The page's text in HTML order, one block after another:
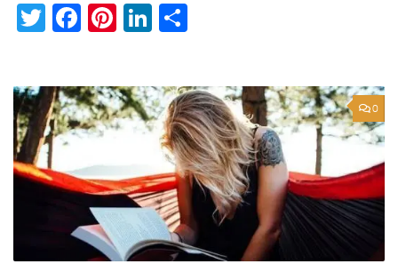
Twitter
Facebook
Pinterest
LinkedIn
0